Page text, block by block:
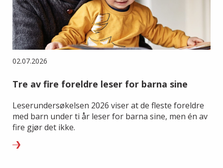
02.07.2026
Tre av fire foreldre leser for barna sine
Leserundersøkelsen 2026 viser at de fleste foreldre
med barn under ti år leser for barna sine, men én av
fire gjør det ikke.